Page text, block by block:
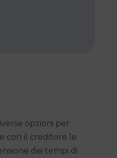
opzioni per
con il creditore le
dei tempi di